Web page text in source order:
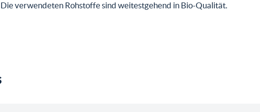
Die verwendeten Rohstoffe sind weitestgehend in Bio-Qualität.